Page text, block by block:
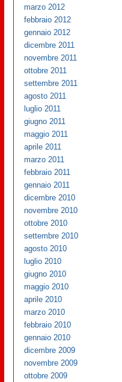
marzo 2012
febbraio 2012
gennaio 2012
dicembre 2011
novembre 2011
ottobre 2011
settembre 2011
agosto 2011
luglio 2011
giugno 2011
maggio 2011
aprile 2011
marzo 2011
febbraio 2011
gennaio 2011
dicembre 2010
novembre 2010
ottobre 2010
settembre 2010
agosto 2010
luglio 2010
giugno 2010
maggio 2010
aprile 2010
marzo 2010
febbraio 2010
gennaio 2010
dicembre 2009
novembre 2009
ottobre 2009